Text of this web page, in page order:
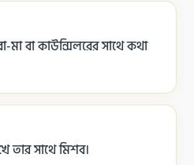
বা কাউন্সিলরের সাথে কথা
তার সাথে মিশব।